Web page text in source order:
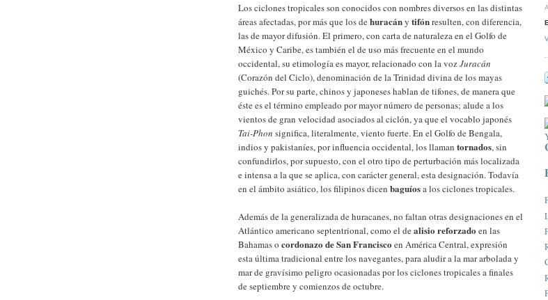
Los ciclones tropicales son conocidos con nombres diversos en las distintas
áreas afectadas, por más que los dehuracány tifónresulten, con diferencia,
las de mayor difusión. El primero, con carta de naturaleza en el Golfo de
México y Caribe, es también el de uso más frecuente en el mundo
occidental, su etimología es mayor, relacionado con la vozJuracán
(Corazón del Ciclo), denominación de la Trinidad divina de los mayas
guichés. Por su parte, chinos y japoneses hablan de tifones, de manera que
éste es el término empleado por mayor número de personas; alude a los
vientos de gran velocidad asociados al ciclón, ya que el vocablo japonés
Tai-Phon significa, literalmente, viento fuerte. En el Golfo de Bengala,
indios y pakistaníes, por influencia occidental, los llaman tornados, sin
confundirlos, por supuesto, con el otro tipo de perturbación más localizada
e intensa a la que se aplica, con carácter general, esta designación. Todavía
en el ámbito asiático, los filipinos dicen baguíosa los ciclones tropicales.
Además de la generalizada de huracanes, no faltan otras designaciones en el
Atlántico americano septentrional, como el dealisio reforzado en las
Bahamas o cordonazo de San Francisco en América Central, expresión
esta última tradicional entre los navegantes, para aludir a la mar arbolada y
mar de gravísimo peligro ocasionadas por los ciclones tropicales a finales
de septiembre y comienzos de octubre.